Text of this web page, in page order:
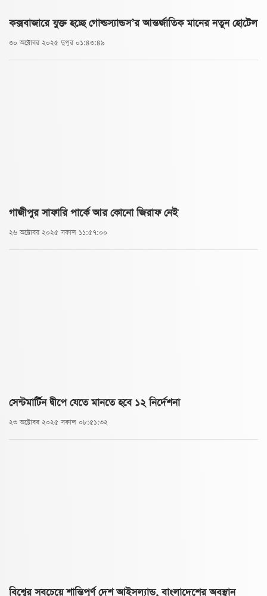
কক্সবাজারে যুক্ত হচ্ছে গোল্ডস্যান্ডস’র আন্তর্জাতিক মানের নতুন হোটেল
৩০ অক্টোবর ২০২৫ দুপুর ০১:৪৩:৪৯
গাজীপুর সাফারি পার্কে আর কোনো জিরাফ নেই
২৬ অক্টোবর ২০২৫ সকাল ১১:৫৭:০০
সেন্টমার্টিন দ্বীপে যেতে মানতে হবে ১২ নির্দেশনা
২৩ অক্টোবর ২০২৫ সকাল ০৮:৫১:৩২
বিশ্বের সবচেয়ে শান্তিপূর্ণ দেশ আইসল্যান্ড, বাংলাদেশের অবস্থান